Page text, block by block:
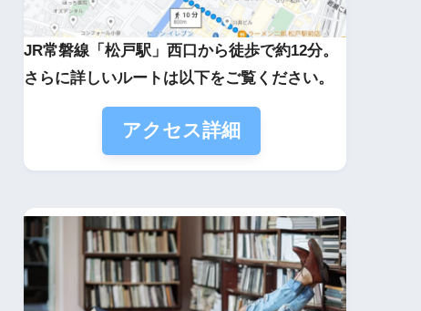
JR常磐線「松戸駅」西口から徒歩で約12分。
さらに詳しいルートは以下をご覧ください。
アクセス詳細